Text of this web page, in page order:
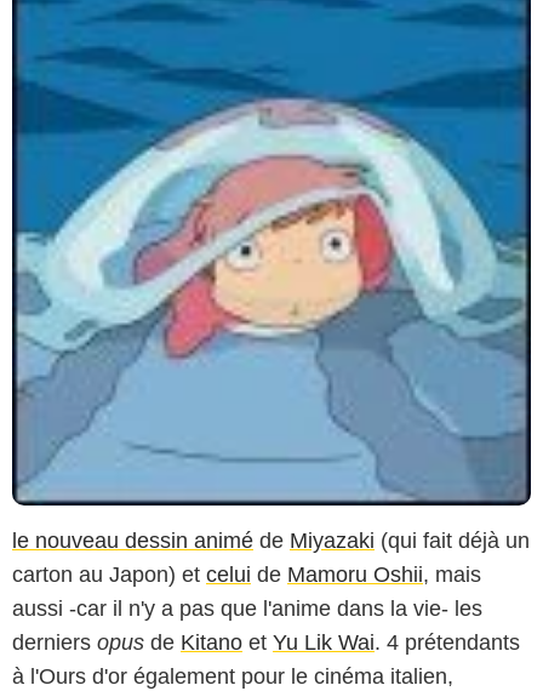
le nouveau dessin animé de Miyazaki (qui fait déjà un
carton au Japon) et celui de Mamoru Oshii, mais
aussi -car il n'y a pas que l'anime dans la vie- les
derniers opus de Kitano et Yu Lik Wai. 4 prétendants
à l'Ours d'or également pour le cinéma italien,